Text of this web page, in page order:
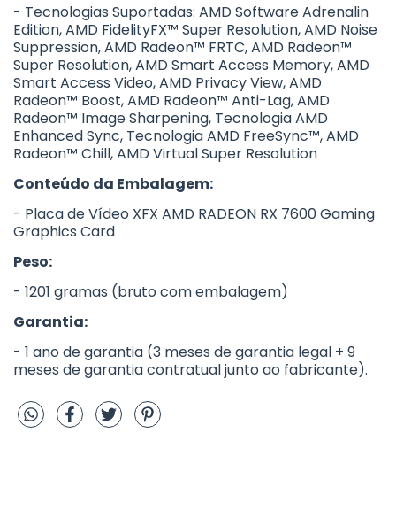
- Tecnologias Suportadas: AMD Software Adrenalin
Edition, AMD FidelityFX™ Super Resolution, AMD Noise
Suppression, AMD Radeon™ FRTC, AMD Radeon™
Super Resolution, AMD Smart Access Memory, AMD
Smart Access Video, AMD Privacy View, AMD
Radeon™ Boost, AMD Radeon™ Anti-Lag, AMD
Radeon™ Image Sharpening, Tecnologia AMD
Enhanced Sync, Tecnologia AMD FreeSync™, AMD
Radeon™ Chill, AMD Virtual Super Resolution
Conteúdo da Embalagem:
- Placa de Vídeo XFX AMD RADEON RX 7600 Gaming
Graphics Card
Peso:
- 1201 gramas (bruto com embalagem)
Garantia:
- 1 ano de garantia (3 meses de garantia legal + 9
meses de garantia contratual junto ao fabricante).